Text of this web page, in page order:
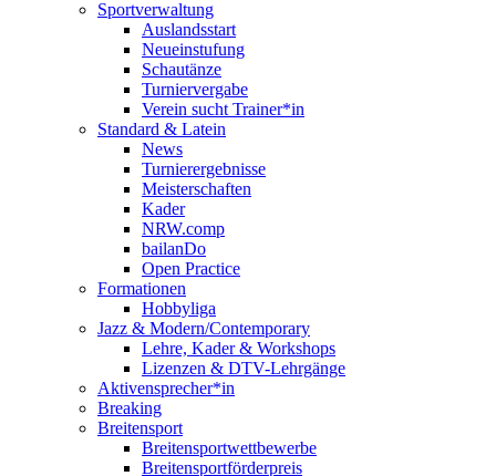
Sportverwaltung
Auslandsstart
Neueinstufung
Schautänze
Turniervergabe
Verein sucht Trainer*in
Standard & Latein
News
Turnierergebnisse
Meisterschaften
Kader
NRW.comp
bailanDo
Open Practice
Formationen
Hobbyliga
Jazz & Modern/Contemporary
Lehre, Kader & Workshops
Lizenzen & DTV-Lehrgänge
Aktivensprecher*in
Breaking
Breitensport
Breitensportwettbewerbe
Breitensportförderpreis